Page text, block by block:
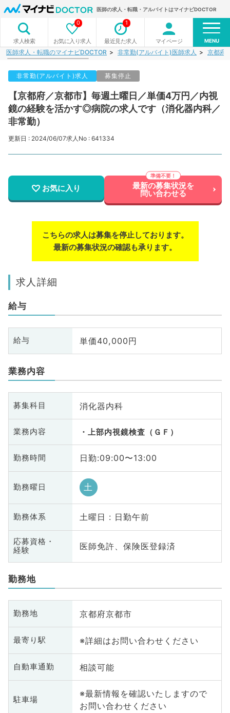
医師の求人・転職・アルバイトはマイナビDOCTOR
求人検索 お気に入り求人
0
最近見た求人
1
マイページ MENU
医師求人・転職のマイナビDOCTOR 非常勤(アルバイト)医師求人 京都府
非常勤(アルバイト)求人 募集停止
【京都府／京都市】毎週土曜日／単価4万円／内視
鏡の経験を活かす◎病院の求人です（消化器内科／
非常勤）
更新日 : 2024/06/07求人No : 641334
お気に入り 最新の募集状況を
問い合わせる
こちらの求人は募集を停止しております。
最新の募集状況の確認も承ります。
求人詳細
給与
給与 単価40,000円
業務内容
募集科目 消化器内科
業務内容 上部内視鏡検査（ＧＦ）
勤務時間 日勤:09:00〜13:00
勤務曜日 土
勤務体系 土曜日 : 日勤午前
応募資格・
経験
医師免許、保険医登録済
勤務地
勤務地 京都府京都市
最寄り駅 ※詳細はお問い合わせください
自動車通勤 相談可能
駐車場
※最新情報を確認いたしますので
お問い合わせください